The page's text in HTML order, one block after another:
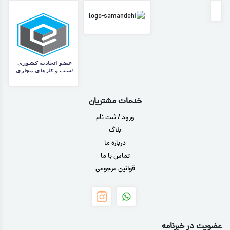
خدمات مشتریان
ورود / ثبت نام
بلاگ
درباره ما
تماس با ما
قوانین مرجوعی
عضویت در خبرنامه